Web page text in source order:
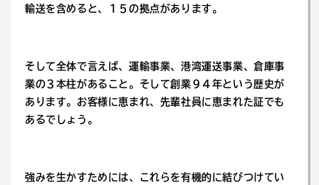
輸送を含めると、１５の拠点があります。
そして全体で言えば、運輸事業、港湾運送事業、倉庫事
業の３本柱があること。そして創業９４年という歴史が
あります。お客様に恵まれ、先輩社員に恵まれた証でも
あるでしょう。
強みを生かすためには、これらを有機的に結びつけてい